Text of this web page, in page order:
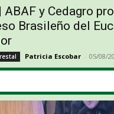
ABAF y Cedagro
Brasileño del
Patricia Escobar - 05/08/